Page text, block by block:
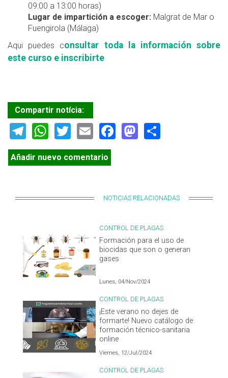
09:00 a 13:00 horas)
Lugar de impartición a escoger: Malgrat de Mar o
Fuengirola (Málaga)
Aqui puedes consultar toda la información sobre
este curso e inscribirte
Compartir notícia:
Telegram
WhatsApp
TwitterEmailFacebook
Mastodon
Añadir nuevo comentario
NOTICIAS RELACIONADAS
CONTROL DE PLAGAS
Formación para el uso de
biocidas que son o generan
gases
Lunes, 04/Nov/2024
CONTROL DE PLAGAS
¡Este verano no dejes de
formarte! Nuevo catálogo de
formación técnico-sanitaria
online
Viernes, 12/Jul/2024
CONTROL DE PLAGAS